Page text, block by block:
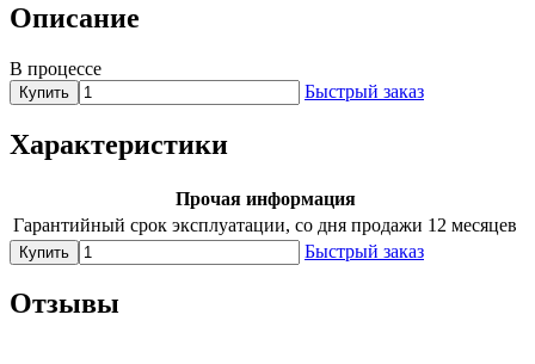
Описание
В процессе
Купить Быстрый заказ
Характеристики
Прочая информация
Гарантийный срок эксплуатации, со дня продажи 12 месяцев
Купить Быстрый заказ
Отзывы